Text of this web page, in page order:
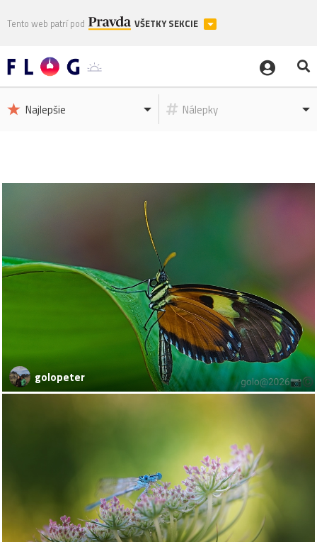
Tento web patrí pod VŠETKY SEKCIE
Najlepšie Nálepky
golopeter